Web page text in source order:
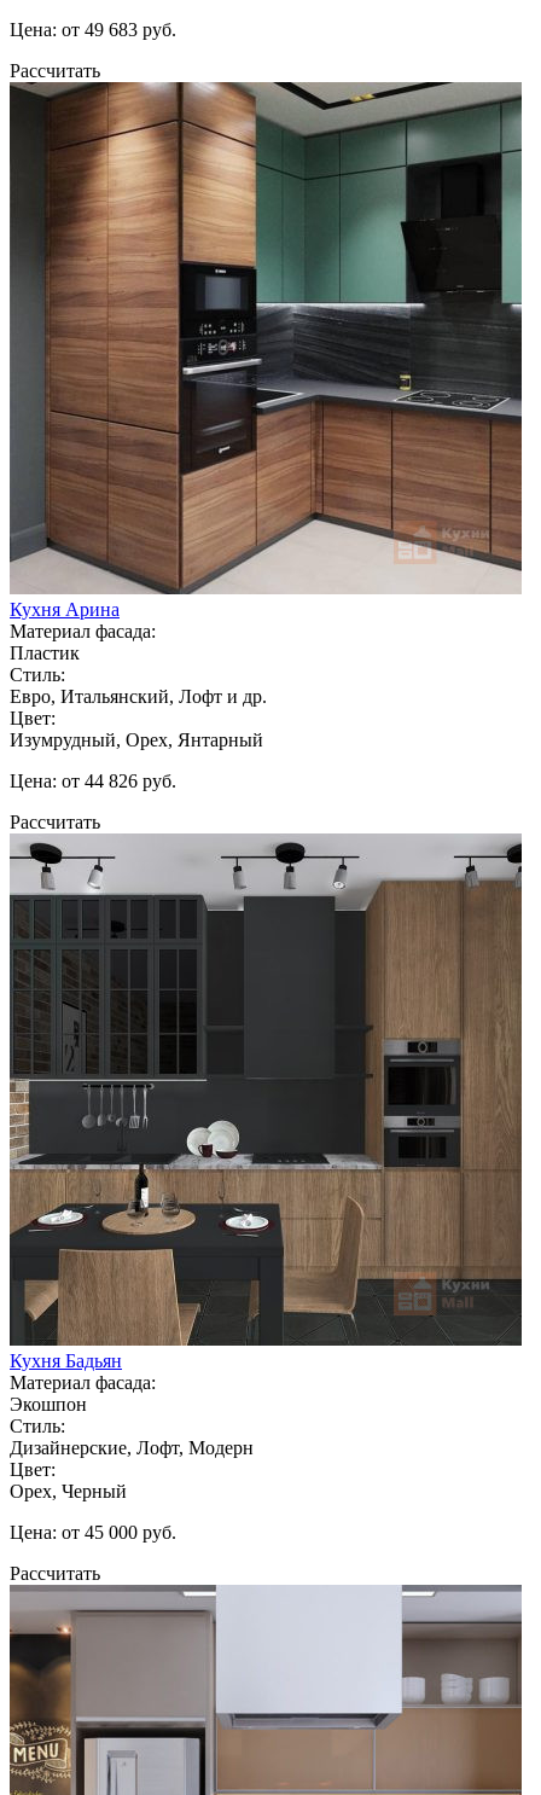
Цена: от 49 683 руб.
Рассчитать
Кухня Арина
Материал фасада:
Пластик
Стиль:
Евро, Итальянский, Лофт и др.
Цвет:
Изумрудный, Орех, Янтарный
Цена: от 44 826 руб.
Рассчитать
Кухня Бадьян
Материал фасада:
Экошпон
Стиль:
Дизайнерские, Лофт, Модерн
Цвет:
Орех, Черный
Цена: от 45 000 руб.
Рассчитать